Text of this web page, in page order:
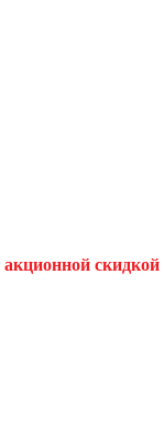
акционной скидкой